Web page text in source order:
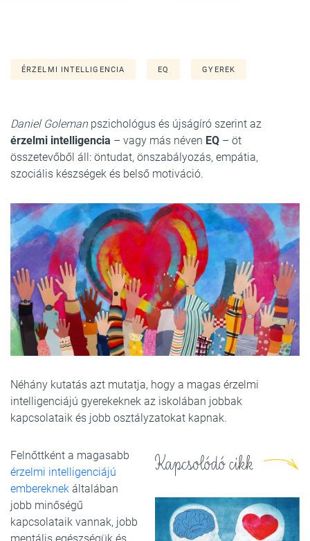
ÉRZELMI INTELLIGENCIA EQ GYEREK
Daniel Goleman pszichológus és újságíró szerint az
érzelmi intelligencia – vagy más néven EQ – öt
összetevőből áll: öntudat, önszabályozás, empátia,
szociális készségek és belső motiváció.
Néhány kutatás azt mutatja, hogy a magas érzelmi
intelligenciájú gyerekeknek az iskolában jobbak
kapcsolataik és jobb osztályzatokat kapnak.
Kapcsolódó cikk
Felnőttként a magasabb
érzelmi intelligenciájú
embereknek általában
jobb minőségű
kapcsolataik vannak, jobb